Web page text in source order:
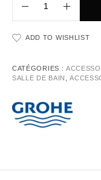
ADD TO WISHLIST
CATÉGORIES :
SALLE DE BAIN
,